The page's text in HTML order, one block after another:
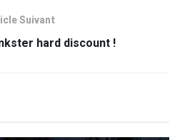
Suivant
hard discount !